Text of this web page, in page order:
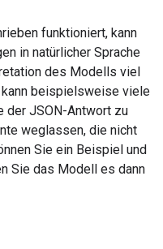
funktioniert, kann
in natürlicher Sprache
des Modells viel
kann beispielsweise viele
der JSON-Antwort zu
weglassen, die nicht
Sie ein Beispiel und
Sie das Modell es dann